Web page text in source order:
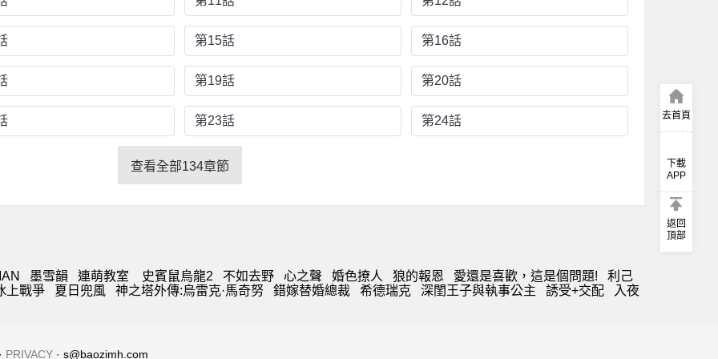
第15話 第16話
第19話 第20話
第23話 第24話
查看全部134章節
墨雪韻 連萌教室 史賓鼠烏龍2 不如去野 心之聲 婚色撩人 狼的報恩 愛還是喜歡，這是個問題!
利己
上戰爭
夏日兜風 神之塔外傳:烏雷克·馬奇努 錯嫁替婚總裁 希德瑞克 深閨王子與執事公主 誘受+交配 入夜
去首頁
下載
APP
返回
頂部
PRIVACY · s@baozimh.com